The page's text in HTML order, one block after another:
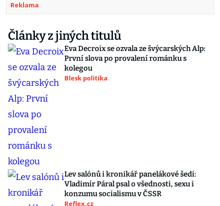
Reklama
Články z jiných titulů
Eva Decroix se ozvala ze švýcarských Alp:
První slova po provalení románku s
kolegou
Blesk politika
Lev salónů i kronikář panelákové šedi:
Vladimír Páral psal o všednosti, sexu i
konzumu socialismu v ČSSR
Reflex.cz